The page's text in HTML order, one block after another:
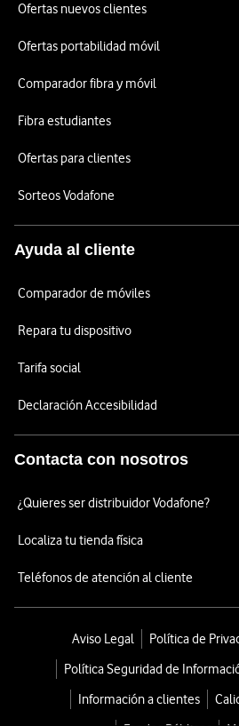
Ofertas nuevos clientes
Ofertas portabilidad móvil
Comparador fibra y móvil
Fibra estudiantes
Ofertas para clientes
Sorteos Vodafone
Ayuda al cliente
Comparador de móviles
Repara tu dispositivo
Tarifa social
Declaración Accesibilidad
Contacta con nosotros
¿Quieres ser distribuidor Vodafone?
Localiza tu tienda física
Teléfonos de atención al cliente
Aviso Legal
Política de
Política Seguridad de
Información a clientes